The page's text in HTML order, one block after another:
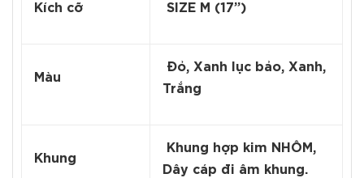
Kích cỡ SIZE M (17”)
Màu
Đỏ, Xanh lục bảo, Xanh,
Trắng
Khung
Khung hợp kim NHÔM,
Dây cáp đi âm khung.